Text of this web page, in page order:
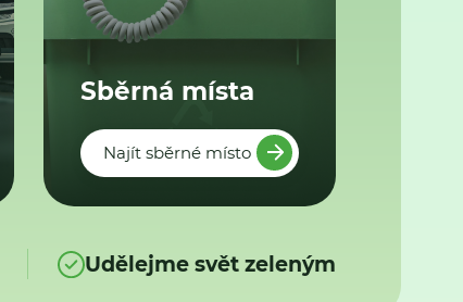
Sběrná místa
Najít sběrné místo
Udělejme svět zeleným